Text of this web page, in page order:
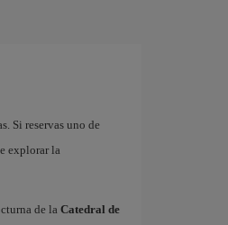
Si reservas uno de
explorar la
de la Catedral de